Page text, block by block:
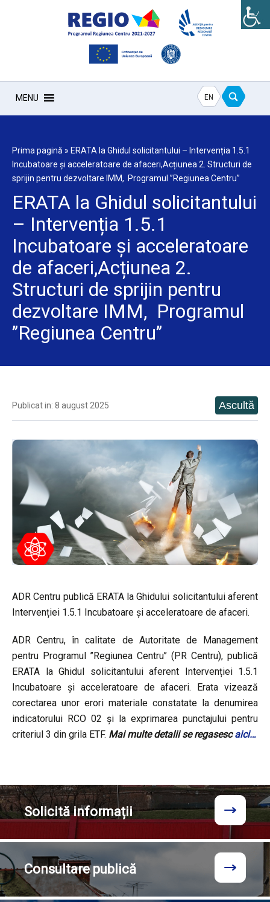
MENU EN
Prima pagină » ERATA la Ghidul solicitantului – Intervenția 1.5.1
Incubatoare și acceleratoare de afaceri,Acțiunea 2. Structuri de
sprijin pentru dezvoltare IMM, Programul ’’Regiunea Centru’’
ERATA la Ghidul solicitantului
– Intervenția 1.5.1
Incubatoare și acceleratoare
de afaceri,Acțiunea 2.
Structuri de sprijin pentru
dezvoltare IMM, Programul
’’Regiunea Centru’’
Publicat in: 8 august 2025
ADR Centru publică ERATA la Ghidului solicitantului aferent
Intervenției 1.5.1 Incubatoare și acceleratoare de afaceri.
ADR Centru, în calitate de Autoritate de Management
pentru Programul ’’Regiunea Centru’’ (PR Centru), publică
ERATA la Ghidul solicitantului aferent Intervenției 1.5.1
Incubatoare și acceleratoare de afaceri. Erata vizează
corectarea unor erori materiale constatate la denumirea
indicatorului RCO 02 și la exprimarea punctajului pentru
criteriul 3 din grila ETF. Mai multe detalii se regasescaici…
Solicităinformații
Consultarepublică